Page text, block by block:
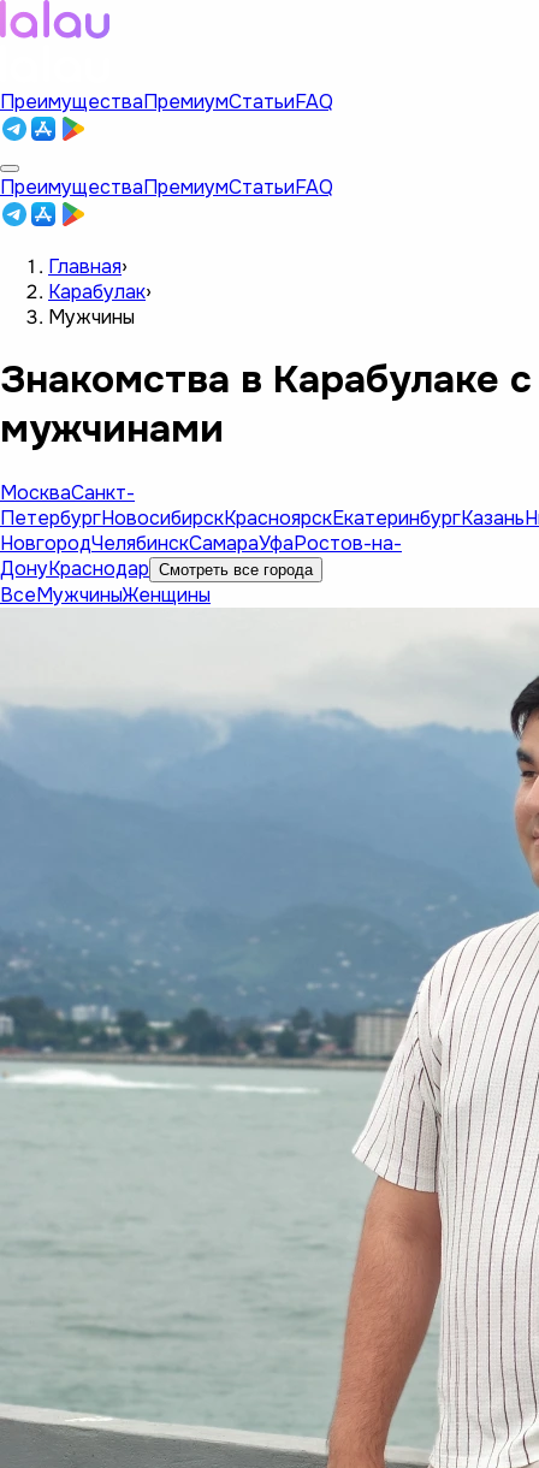
ПреимуществаПремиумСтатьиFAQ
ПреимуществаПремиумСтатьиFAQ
Главная›
Карабулак›
Мужчины
Знакомства в Карабулаке с
мужчинами
МоскваСанкт-
ПетербургНовосибирскКрасноярскЕкатеринбургКазань
НовгородЧелябинскСамараУфаРостов-на-
ДонуКраснодар Смотреть все города
ВсеМужчиныЖенщины